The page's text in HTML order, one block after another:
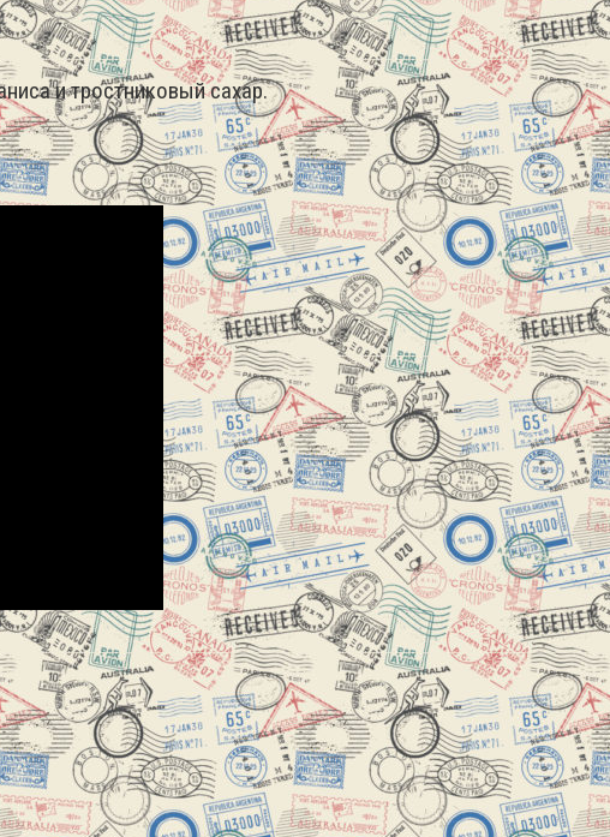
и тростниковый сахар.